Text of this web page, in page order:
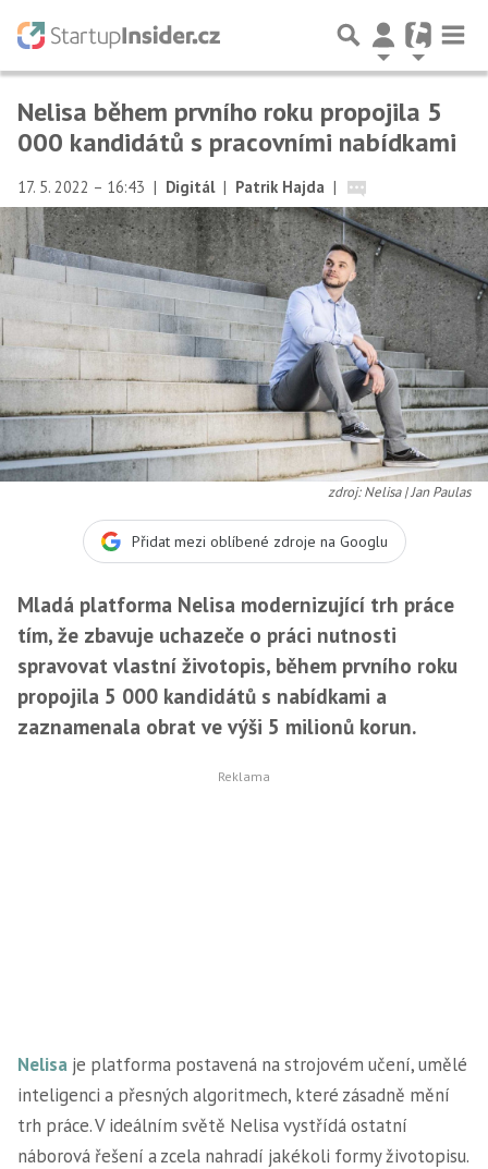
Nelisa během prvního roku propojila 5
000 kandidátů s pracovními nabídkami
17. 5. 2022 – 16:43 | Digitál | Patrik Hajda |
zdroj: Nelisa | Jan Paulas
Přidat mezi oblíbené zdroje na Googlu
Mladá platforma Nelisa modernizující trh práce
tím, že zbavuje uchazeče o práci nutnosti
spravovat vlastní životopis, během prvního roku
propojila 5 000 kandidátů s nabídkami a
zaznamenala obrat ve výši 5 milionů korun.
Nelisa je platforma postavená na strojovém učení, umělé
inteligenci a přesných algoritmech, které zásadně mění
trh práce. V ideálním světě Nelisa vystřídá ostatní
náborová řešení a zcela nahradí jakékoli formy životopisu.